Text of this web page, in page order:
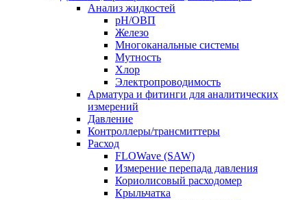
Анализ жидкостей
pH/ОВП
Железо
Многоканальные системы
Мутность
Хлор
Электропроводимость
Арматура и фитинги для аналитических
измерений
Давление
Контроллеры/трансмиттеры
Расход
FLOWave (SAW)
Измерение перепада давления
Кориолисовый расходомер
Крыльчатка